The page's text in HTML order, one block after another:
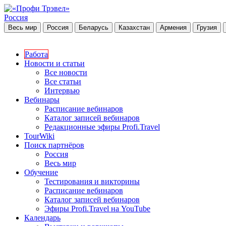
Россия
Весь мир Россия Беларусь Казахстан Армения Грузия
Работа
Новости и статьи
Все новости
Все статьи
Интервью
Вебинары
Расписание вебинаров
Каталог записей вебинаров
Редакционные эфиры Profi.Travel
TourWiki
Поиск партнёров
Россия
Весь мир
Обучение
Тестирования и викторины
Расписание вебинаров
Каталог записей вебинаров
Эфиры Profi.Travel на YouTube
Календарь